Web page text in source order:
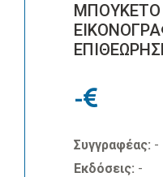
ΜΠΟΥΚΕΤΟ
-
Συγγραφέας: -
Εκδόσεις: -